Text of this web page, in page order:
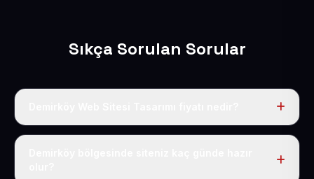
Sıkça Sorulan Sorular
Tek fiyat uygulanır: yıllık 50 USD + KDV. Bu bedele alan